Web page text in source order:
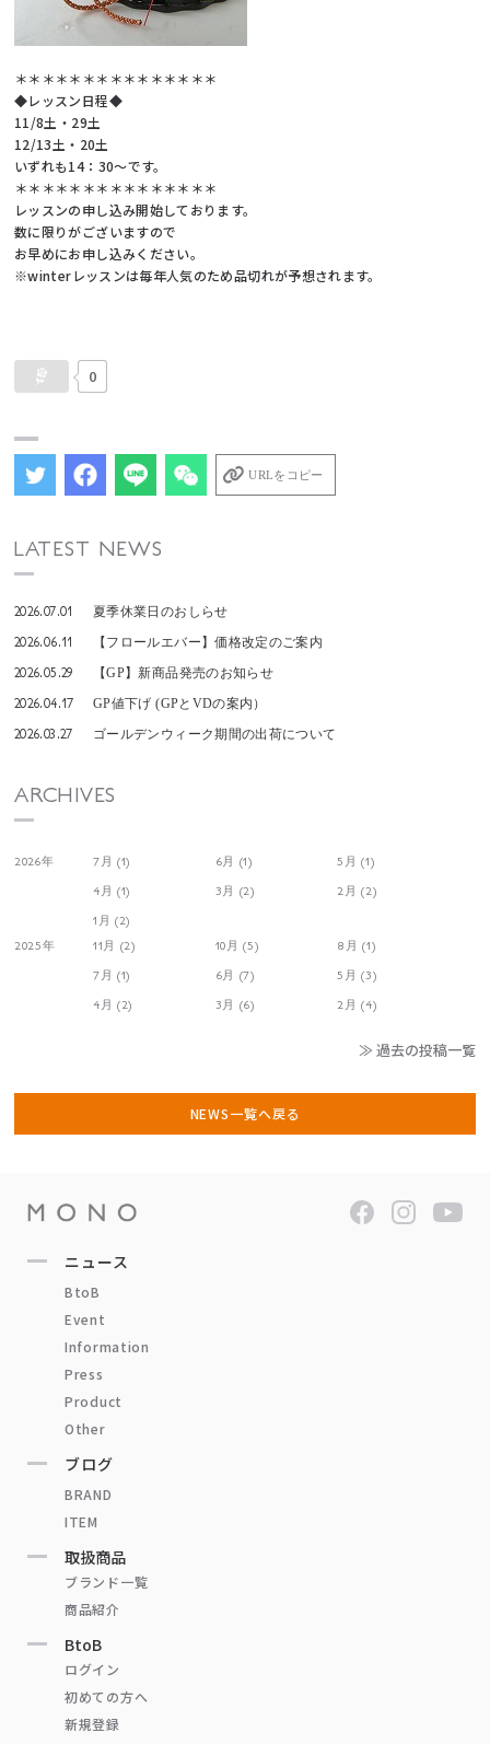
＊＊＊＊＊＊＊＊＊＊＊＊＊＊＊
◆レッスン日程◆
11/8土・29土
12/13土・20土
いずれも14：30～です。
＊＊＊＊＊＊＊＊＊＊＊＊＊＊＊
レッスンの申し込み開始しております。
数に限りがございますので
お早めにお申し込みください。
※winterレッスンは毎年人気のため品切れが予想されます。
0
URLをコピー
LATEST NEWS
2026.07.01 夏季休業日のおしらせ
2026.06.11 【フロールエバー】価格改定のご案内
2026.05.29 【GP】新商品発売のお知らせ
2026.04.17 GP値下げ (GPとVDの案内）
2026.03.27 ゴールデンウィーク期間の出荷について
ARCHIVES
2026年 7月 (1) 6月 (1)
5月 (1)
4月 (1)
3月 (2)
2月 (2)
1月 (2)
2025年
11月 (2) 10月 (5)
8月 (1)
7月 (1)
6月 (7)
5月 (3)
4月 (2)
3月 (6) 2月 (4)
≫ 過去の投稿一覧
NEWS一覧へ戻る
ニュース
BtoB
Event
Information
Press
Product
Other
ブログ
BRAND
ITEM
取扱商品
ブランド一覧
商品紹介
BtoB
ログイン
初めての方へ
新規登録